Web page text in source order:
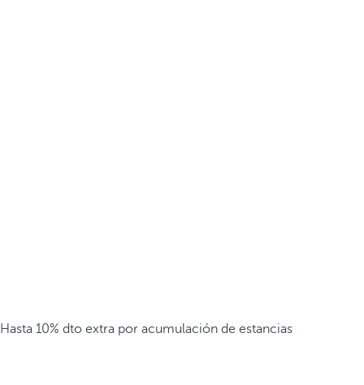
Hasta 10% dto extra por acumulación de estancias